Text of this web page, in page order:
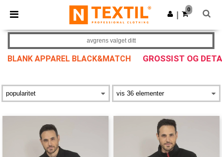
× Ntextil-app
Bedre priser i appen!
Last ned app
0
BLANK APPAREL BLACK&MATCH GROSSIST OG
avgrens valget ditt